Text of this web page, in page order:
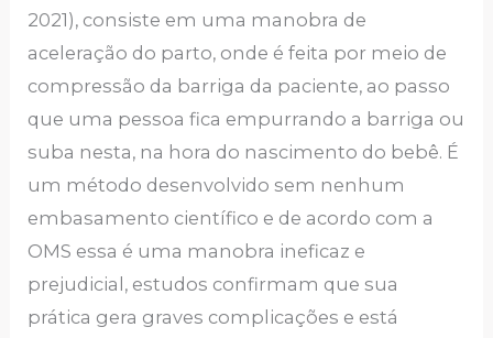
2021), consiste em uma manobra de
aceleração do parto, onde é feita por meio de
compressão da barriga da paciente, ao passo
que uma pessoa fica empurrando a barriga ou
suba nesta, na hora do nascimento do bebê. É
um método desenvolvido sem nenhum
embasamento científico e de acordo com a
OMS essa é uma manobra ineficaz e
prejudicial, estudos confirmam que sua
prática gera graves complicações e está